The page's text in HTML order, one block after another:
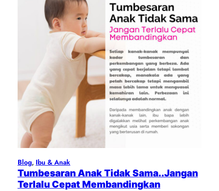
Blog, Ibu & Anak
Tumbesaran Anak Tidak Sama..Jangan
Terlalu Cepat Membandingkan